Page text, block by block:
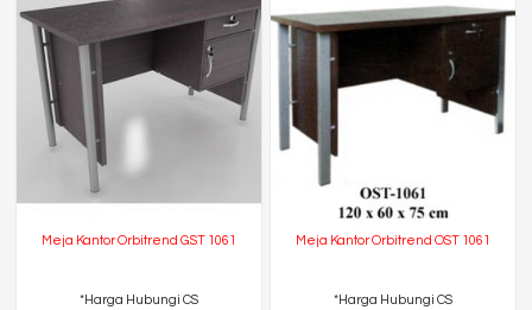
Meja Kantor Orbitrend GST 1061
*Harga Hubungi CS
Meja Kantor Orbitrend OST 1061
*Harga Hubungi CS